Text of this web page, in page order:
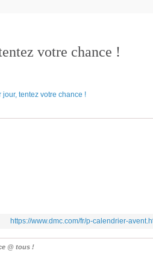
votre chance !
https://www.dmc.com/fr/p-calendrier-
@ tous !